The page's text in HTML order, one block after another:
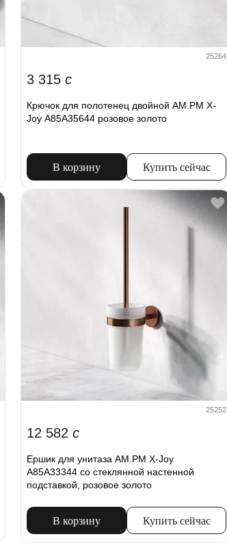
25264
3 315 c
Крючок для полотенец двойной AM.PM X-
Joy A85A35644 розовое золото
В корзину Купить сейчас
25252
12 582 c
Ершик для унитаза AM.PM X-Joy
A85A33344 со стеклянной настенной
подставкой, розовое золото
В корзину Купить сейчас